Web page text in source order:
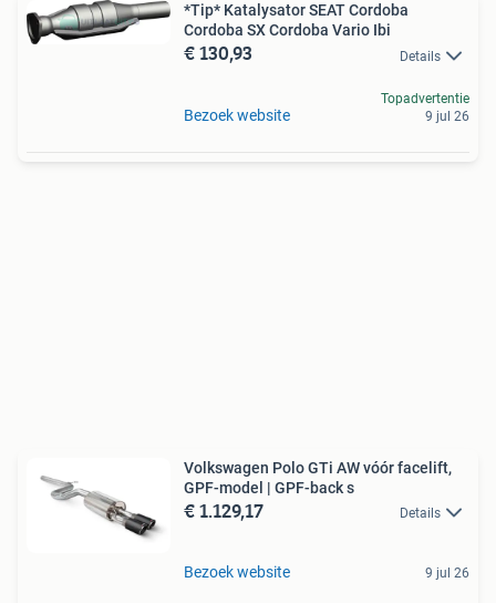
*Tip* Katalysator SEAT Cordoba
Cordoba SX Cordoba Vario Ibi
€ 130,93 Details
Bezoek website
Topadvertentie
9 jul 26
Volkswagen Polo GTi AW vóór facelift,
GPF-model | GPF-back s
€ 1.129,17 Details
Bezoek website 9 jul 26